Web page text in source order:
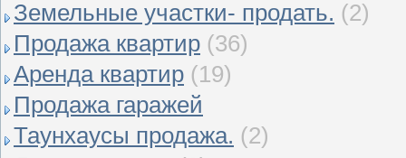
Земельные участки- продать. (2)
Продажа квартир (36)
Аренда квартир (19)
Продажа гаражей
Таунхаусы продажа. (2)